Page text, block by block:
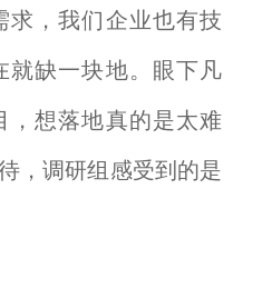
求，我们企业也有技
就缺一块地。眼下凡
，想落地真的是太难
，调研组感受到的是